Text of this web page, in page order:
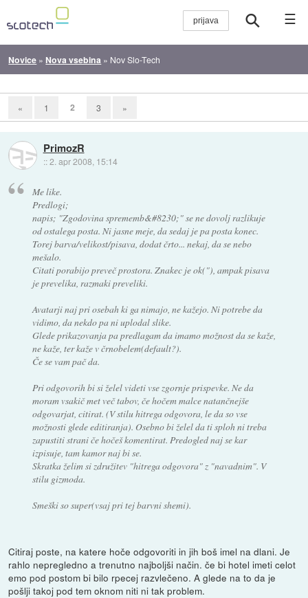
☰
Novice » Nova vsebina » Nov Slo-Tech
« 1 2 3 »
PrimozR
::2. apr 2008, 15:14
Me like.
Predlogi;
napis; "Zgodovina sprememb&#8230;" se ne dovolj razlikuje
od ostalega posta. Ni jasne meje, da sedaj je pa posta konec.
Torej barva/velikost/pisava, dodat črto... nekaj, da se nebo
mešalo.
Citati porabijo preveč prostora. Znakec je ok("), ampak pisava
je prevelika, razmaki preveliki.
Avatarji naj pri osebah ki ga nimajo, ne kažejo. Ni potrebe da
vidimo, da nekdo pa ni uplodal slike.
Glede prikazovanja pa predlagam da imamo možnost da se kaže,
ne kaže, ter kaže v črnobelem(default?).
Če se vam pač da.
Pri odgovorih bi si želel videti vse zgornje prispevke. Ne da
moram vsakič met več tabov, če hočem malce natančnejše
odgovarjat, citirat. (V stilu hitrega odgovora, le da so vse
možnosti glede editiranja). Osebno bi želel da ti sploh ni treba
zapustiti strani če hočeš komentirat. Predogled naj se kar
izpisuje, tam kamor naj bi se.
Skratka želim si združitev "hitrega odgovora" z "navadnim". V
stilu gizmoda.
Smeški so super(vsaj pri tej barvni shemi).
Citiraj poste, na katere hoče odgovoriti in jih boš imel na dlani. Je
rahlo nepregledno a trenutno najboljši način. če bi hotel imeti celot
emo pod postom bi bilo rpecej razvlečeno. A glede na to da je
pošlji takoj pod tem oknom niti ni tak problem.